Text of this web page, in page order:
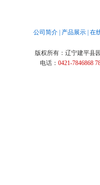
公司简介| 产品展示| 在
版权所有： 辽宁建平县
电话： 0421-7846868